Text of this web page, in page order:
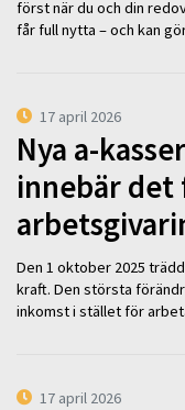
först när du och din
får full nytta – och kan
17 april 2026
Nya a-
innebär det
Den 1 oktober 2025
kraft. Den största
inkomst i stället för
17 april 2026